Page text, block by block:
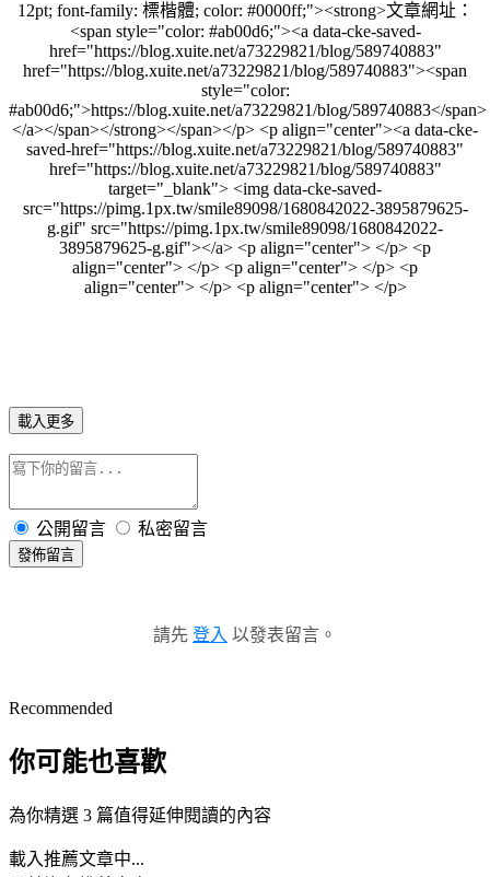
載入更多
公開留言 私密留言
發佈留言
請先 登入 以發表留言。
Recommended
你可能也喜歡
為你精選 3 篇值得延伸閱讀的內容
載入推薦文章中...